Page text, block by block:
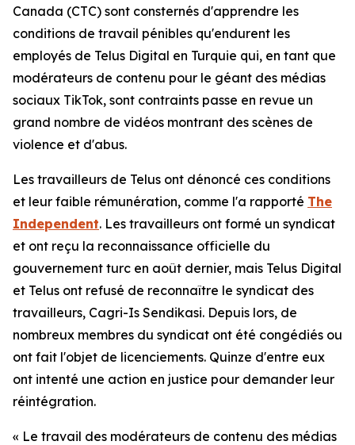
Canada (CTC) sont consternés d'apprendre les
conditions de travail pénibles qu'endurent les
employés de Telus Digital en Turquie qui, en tant que
modérateurs de contenu pour le géant des médias
sociaux TikTok, sont contraints passe en revue un
grand nombre de vidéos montrant des scènes de
violence et d'abus.
Les travailleurs de Telus ont dénoncé ces conditions
et leur faible rémunération, comme l'a rapporté The
Independent. Les travailleurs ont formé un syndicat
et ont reçu la reconnaissance officielle du
gouvernement turc en août dernier, mais Telus Digital
et Telus ont refusé de reconnaître le syndicat des
travailleurs, Cagri-Is Sendikasi. Depuis lors, de
nombreux membres du syndicat ont été congédiés ou
ont fait l'objet de licenciements. Quinze d'entre eux
ont intenté une action en justice pour demander leur
réintégration.
« Le travail des modérateurs de contenu des médias